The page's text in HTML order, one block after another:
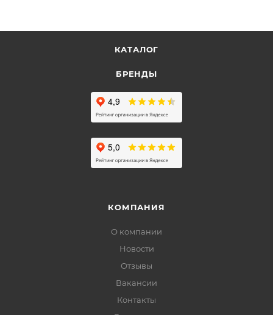
КАТАЛОГ
БРЕНДЫ
КОМПАНИЯ
О компании
Новости
Отзывы
Вакансии
Контакты